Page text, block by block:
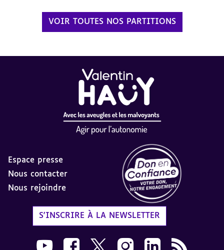
VOIR TOUTES NOS PARTITIONS
Espace presse
Nous contacter
Nous rejoindre
S'INSCRIRE À LA NEWSLETTER
Nous suivre sur Youtube AVH dans une
Nous suivre sur Facebook AVH dans
Nous suivre sur X AVH dans une
Nous suivre sur Instagram
Nous suivre sur
Flux RSS